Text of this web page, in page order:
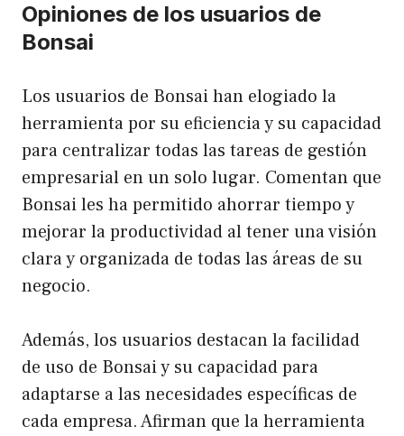
Opiniones de los usuarios de
Bonsai
Los usuarios de Bonsai han elogiado la
herramienta por su eficiencia y su capacidad
para centralizar todas las tareas de gestión
empresarial en un solo lugar. Comentan que
Bonsai les ha permitido ahorrar tiempo y
mejorar la productividad al tener una visión
clara y organizada de todas las áreas de su
negocio.
Además, los usuarios destacan la facilidad
de uso de Bonsai y su capacidad para
adaptarse a las necesidades específicas de
cada empresa. Afirman que la herramienta